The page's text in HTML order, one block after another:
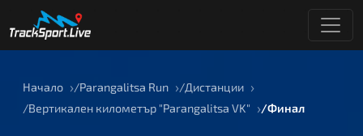
Начало Parangalitsa Run
Дистанции
Вертикален километър "Parangalitsa VK"
Финал